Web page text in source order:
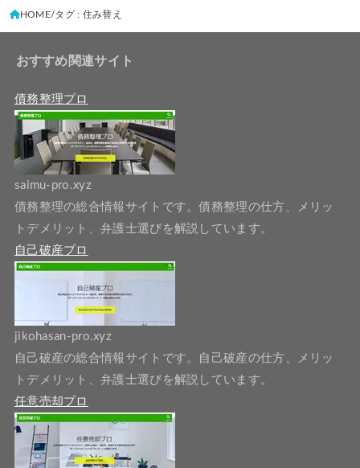
HOME タグ : 住み替え
おすすめ関連サイト
債務整理プロ
saimu-pro.xyz
債務整理の総合情報サイトです。債務整理の仕方、メリッ
トデメリット、弁護士選びを解説しています。
自己破産プロ
jikohasan-pro.xyz
自己破産の総合情報サイトです。自己破産の仕方、メリッ
トデメリット、弁護士選びを解説しています。
任意売却プロ